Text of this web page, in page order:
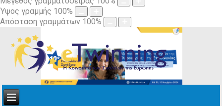
Ύψος γραμμής 100%
Απόσταση γραμμάτων 100%